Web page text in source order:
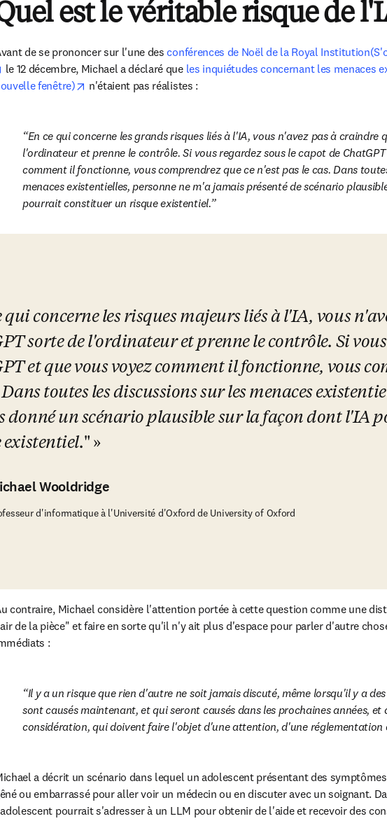
est le véritable risque de
de se prononcer sur l'une des conférences de Noël de la Royal
opens in new tab/window
le 12 décembre, Michael a déclaré que les inquiétudes concernant les menaces
fenêtre)
opens in new tab/window
n'étaient pas réalistes :
En ce qui concerne les grands risques liés à l'IA, vous n'avez pas à craindre
l'ordinateur et prenne le contrôle. Si vous regardez sous le capot de
comment il fonctionne, vous comprendrez que ce n'est pas le cas. Dans
menaces existentielles, personne ne m'a jamais présenté de scénario
pourrait constituer un risque existentiel.
qui concerne les risques majeurs liés à l'IA, vous
sorte de l'ordinateur et prenne le contrôle. Si
et que vous voyez comment il fonctionne, vous
Dans toutes les discussions sur les menaces
donné un scénario plausible sur la façon dont l'IA
existentiel."
Wooldridge
d'informatique à l'Université d'Oxford de University of Oxford
contraire, Michael considère l'attention portée à cette question comme une
de la pièce" et faire en sorte qu'il n'y ait plus d'espace pour parler d'autre
:
Il y a un risque que rien d'autre ne soit jamais discuté, même lorsqu'il y a
sont causés maintenant, et qui seront causés dans les prochaines années, et
considération, qui doivent faire l'objet d'une attention, d'une réglementation
a décrit un scénario dans lequel un adolescent présentant des
ou embarrassé pour aller voir un médecin ou en discuter avec un soignant.
pourrait s'adresser à un LLM pour obtenir de l'aide et recevoir des